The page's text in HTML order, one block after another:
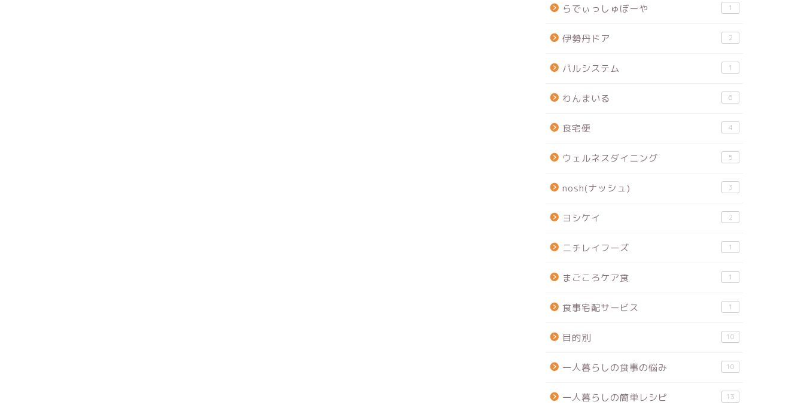
らでぃっしゅぼーや 1
伊勢丹ドア 2
パルシステム 1
わんまいる 6
食宅便 4
ウェルネスダイニング 5
nosh(ナッシュ) 3
ヨシケイ 2
ニチレイフーズ 1
まごころケア食 1
食事宅配サービス 1
目的別 10
一人暮らしの食事の悩み 10
一人暮らしの簡単レシピ 13